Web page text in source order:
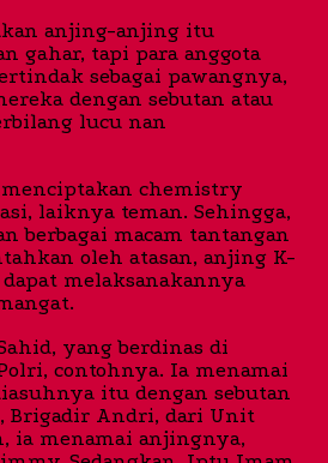
anjing-anjing itu
gahar, tapi para anggota
sebagai pawangnya,
dengan sebutan atau
lucu nan
chemistry
laiknya teman. Sehingga,
berbagai macam tantangan
oleh atasan, anjing K-
melaksanakannya
yang berdinas di
contohnya. Ia menamai
itu dengan sebutan
Brigadir Andri, dari Unit
ia menamai anjingnya,